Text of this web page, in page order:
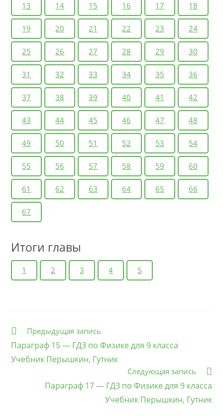
13 14 15 16 17 18
19 20 21 22 23 24
25 26 27 28 29 30
31 32 33 34 35 36
37 38 39 40 41 42
43 44 45 46 47 48
49 50 51 52 53 54
55 56 57 58 59 60
61 62 63 64 65 66
67
Итоги главы
1 2 3 4 5
Еще
Предыдущая запись
Параграф 15 — ГДЗ по Физике для 9 класса
Учебник Перышкин, Гутник
Следующая запись
Параграф 17 — ГДЗ по Физике для 9 класса
Учебник Перышкин, Гутник